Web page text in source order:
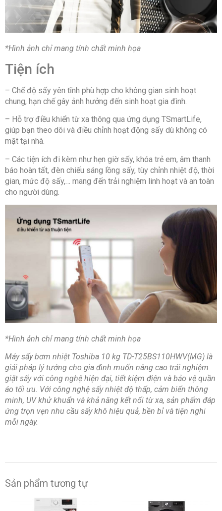
*Hình ảnh chỉ mang tính chất minh họa
Tiện ích
– Chế độ sấy yên tĩnh phù hợp cho không gian sinh hoạt
chung, hạn chế gây ảnh hưởng đến sinh hoạt gia đình.
– Hỗ trợ điều khiển từ xa thông qua ứng dụng TSmartLife,
giúp bạn theo dõi và điều chỉnh hoạt động sấy dù không có
mặt tại nhà.
– Các tiện ích đi kèm như hẹn giờ sấy, khóa trẻ em, âm thanh
báo hoàn tất, đèn chiếu sáng lồng sấy, tùy chỉnh nhiệt độ, thời
gian, mức độ sấy,… mang đến trải nghiệm linh hoạt và an toàn
cho người dùng.
*Hình ảnh chỉ mang tính chất minh họa
Máy sấy bơm nhiệt Toshiba 10 kg TD-T25BS110HWV(MG) là
giải pháp lý tưởng cho gia đình muốn nâng cao trải nghiệm
giặt sấy với công nghệ hiện đại, tiết kiệm điện và bảo vệ quần
áo tối ưu. Với công nghệ sấy nhiệt độ thấp, cảm biến thông
minh, UV khử khuẩn và khả năng kết nối từ xa, sản phẩm đáp
ứng trọn vẹn nhu cầu sấy khô hiệu quả, bền bỉ và tiện nghi
mỗi ngày.
Sản phẩm tương tự